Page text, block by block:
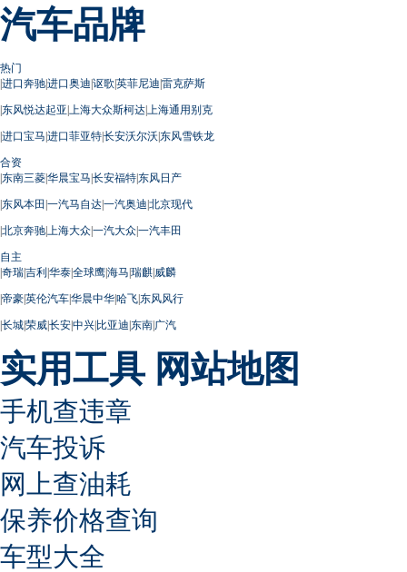
汽车品牌
热门
|进口奔驰|进口奥迪|讴歌|英菲尼迪|雷克萨斯
|东风悦达起亚| 上海大众斯柯达| 上海通用别克
|进口宝马|进口菲亚特|长安沃尔沃|东风雪铁龙
合资
|东南三菱|华晨宝马|长安福特|东风日产
|东风本田 |一汽马自达|一汽奥迪|北京现代
|北京奔驰| 上海大众|一汽大众|一汽丰田
自主
|奇瑞|吉利|华泰|全球鹰|海马|瑞麒|威麟
|帝豪|英伦汽车|华晨中华|哈飞|东风风行
|长城|荣威|长安|中兴|比亚迪|东南|广汽
实用工具 网站地图
手机查违章
汽车投诉
网上查油耗
保养价格查询
车型大全